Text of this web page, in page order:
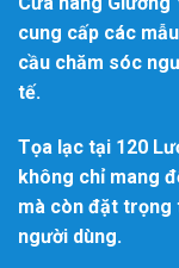
cung cấp các
cầu chăm sóc
tế.
Tọa lạc tại 120
không chỉ mang
mà còn đặt trọng
người dùng.